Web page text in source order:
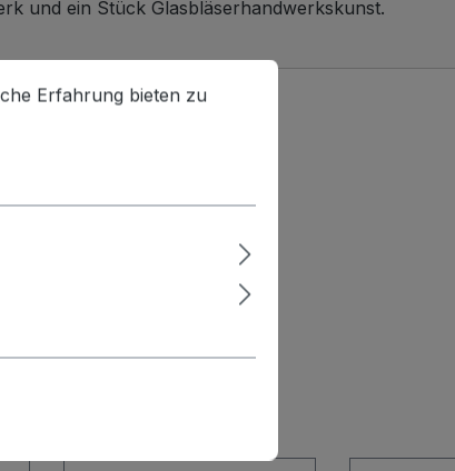
und ein Stück Glasbläserhandwerkskunst.
Erfahrung bieten zu können.
Mehr Informationen ...
Erfahrung bieten zu